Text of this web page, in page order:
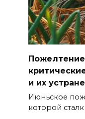
и их
Июньское
которой